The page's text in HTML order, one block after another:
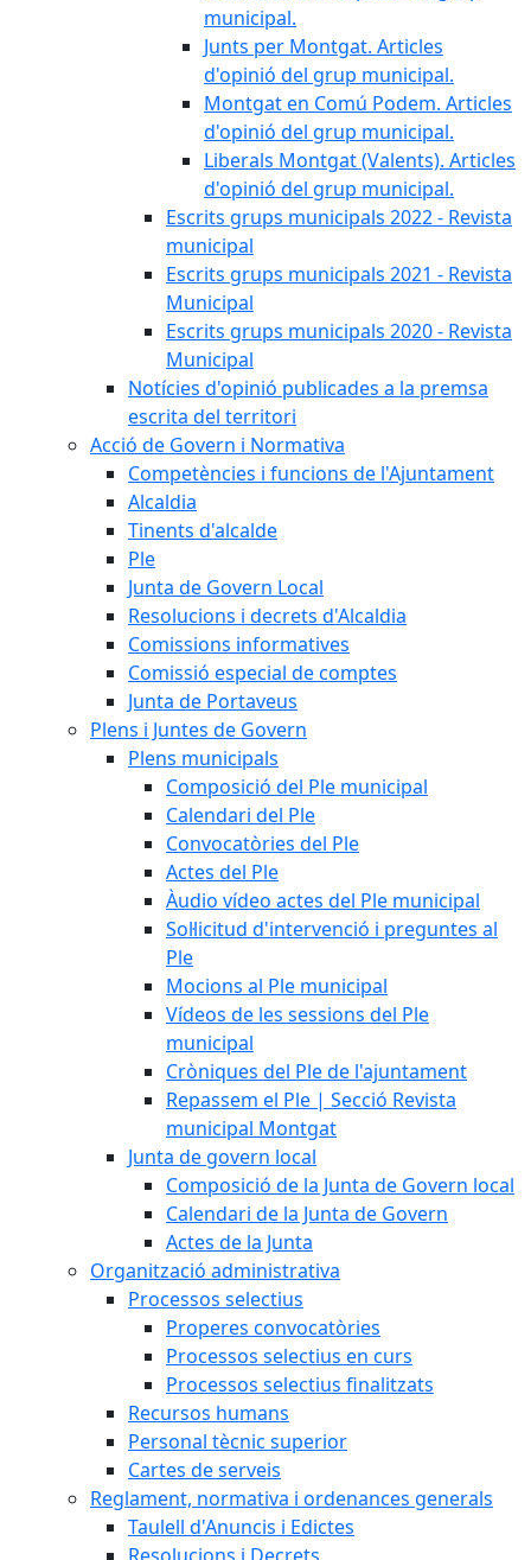
municipal.
Junts per Montgat. Articles
d'opinió del grup municipal.
Montgat en Comú Podem. Articles
d'opinió del grup municipal.
Liberals Montgat (Valents). Articles
d'opinió del grup municipal.
Escrits grups municipals 2022 - Revista
municipal
Escrits grups municipals 2021 - Revista
Municipal
Escrits grups municipals 2020 - Revista
Municipal
Notícies d'opinió publicades a la premsa
escrita del territori
Acció de Govern i Normativa
Competències i funcions de l'Ajuntament
Alcaldia
Tinents d'alcalde
Ple
Junta de Govern Local
Resolucions i decrets d'Alcaldia
Comissions informatives
Comissió especial de comptes
Junta de Portaveus
Plens i Juntes de Govern
Plens municipals
Composició del Ple municipal
Calendari del Ple
Convocatòries del Ple
Actes del Ple
Àudio vídeo actes del Ple municipal
Sol·licitud d'intervenció i preguntes al
Ple
Mocions al Ple municipal
Vídeos de les sessions del Ple
municipal
Cròniques del Ple de l'ajuntament
Repassem el Ple | Secció Revista
municipal Montgat
Junta de govern local
Composició de la Junta de Govern local
Calendari de la Junta de Govern
Actes de la Junta
Organització administrativa
Processos selectius
Properes convocatòries
Processos selectius en curs
Processos selectius finalitzats
Recursos humans
Personal tècnic superior
Cartes de serveis
Reglament, normativa i ordenances generals
Taulell d'Anuncis i Edictes